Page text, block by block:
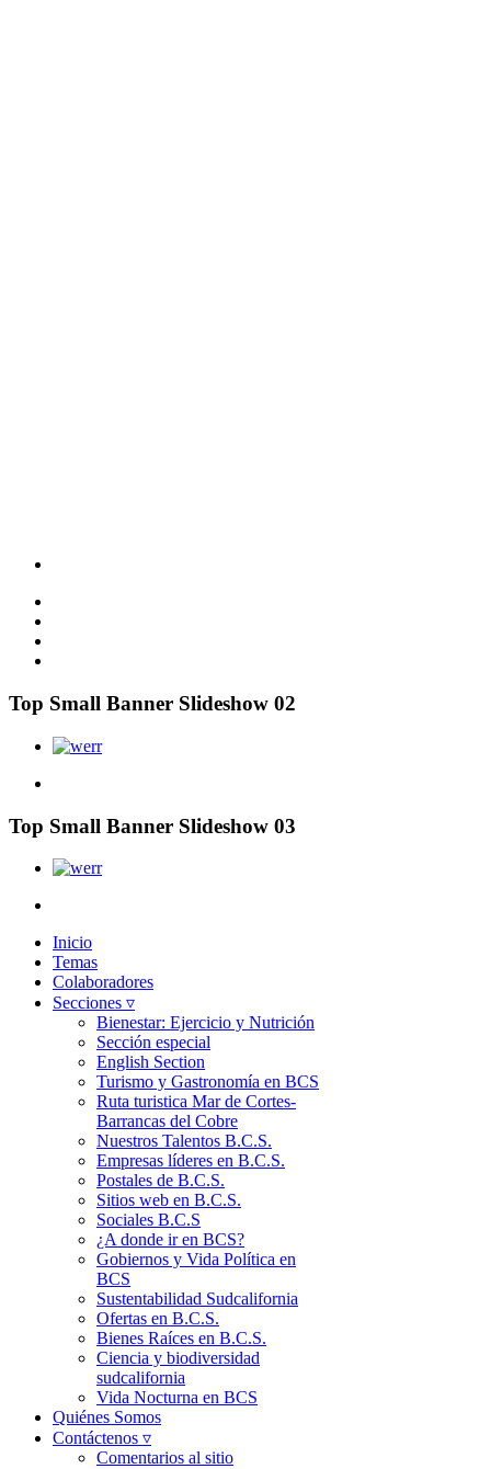
Top Small Banner Slideshow 02
Top Small Banner Slideshow 03
Inicio
Temas
Colaboradores
Secciones ▿
Bienestar: Ejercicio y Nutrición
Sección especial
English Section
Turismo y Gastronomía en BCS
Ruta turistica Mar de Cortes-
Barrancas del Cobre
Nuestros Talentos B.C.S.
Empresas líderes en B.C.S.
Postales de B.C.S.
Sitios web en B.C.S.
Sociales B.C.S
¿A donde ir en BCS?
Gobiernos y Vida Política en
BCS
Sustentabilidad Sudcalifornia
Ofertas en B.C.S.
Bienes Raíces en B.C.S.
Ciencia y biodiversidad
sudcalifornia
Vida Nocturna en BCS
Quiénes Somos
Contáctenos ▿
Comentarios al sitio